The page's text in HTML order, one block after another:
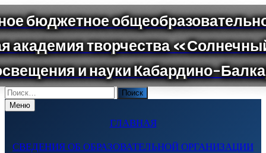
Поиск
по:Меню
ГЛАВНАЯ
СВЕДЕНИЯ ОБ ОБРАЗОВАТЕЛЬНОЙ ОРГАНИЗАЦИИ